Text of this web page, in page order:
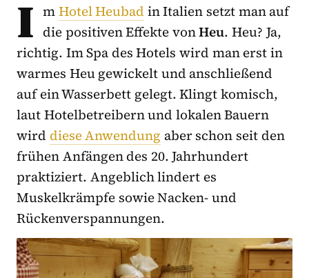
I mHotel Heubad in Italien setzt man auf
die positiven Effekte vonHeu. Heu? Ja,
richtig. Im Spa des Hotels wird man erst in
warmes Heu gewickelt und anschließend
auf ein Wasserbett gelegt. Klingt komisch,
laut Hotelbetreibern und lokalen Bauern
wird diese Anwendung aber schon seit den
frühen Anfängen des 20. Jahrhundert
praktiziert. Angeblich lindert es
Muskelkrämpfe sowie Nacken- und
Rückenverspannungen.